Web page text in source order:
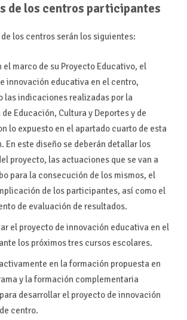
de los centros participantes
los centros serán los siguientes:
el marco de su Proyecto Educativo, el
innovación educativa en el centro,
las indicaciones realizadas por la
Educación, Cultura y Deportes y de
lo expuesto en el apartado cuarto de esta
En este diseño se deberán detallar los
proyecto, las actuaciones que se van a
para la consecución de los mismos, el
de los participantes, así como el
de evaluación de resultados.
el proyecto de innovación educativa en el
los próximos tres cursos escolares.
en la formación propuesta en
y la formación complementaria
desarrollar el proyecto de innovación
centro.